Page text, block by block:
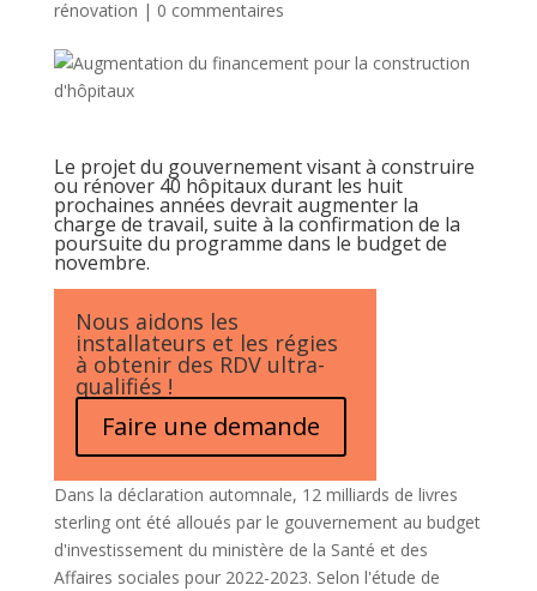
rénovation | 0 commentaires
Le projet du gouvernement visant à construire
ou rénover 40 hôpitaux durant les huit
prochaines années devrait augmenter la
charge de travail, suite à la confirmation de la
poursuite du programme dans le budget de
novembre.
Nous aidons les
installateurs et les régies
à obtenir des RDV ultra-
qualifiés !
Faire une demande
Dans la déclaration automnale, 12 milliards de livres
sterling ont été alloués par le gouvernement au budget
d'investissement du ministère de la Santé et des
Affaires sociales pour 2022-2023. Selon l'étude de